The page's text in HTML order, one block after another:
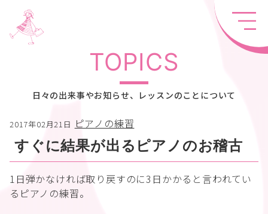
TOPICS
日々の出来事やお知らせ、レッスンのことについて
2017年02月21日 ピアノの練習
すぐに結果が出るピアノのお稽古
1日弾かなければ取り戻すのに3日かかると言われてい
るピアノの練習。